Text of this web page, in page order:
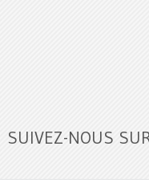
SUIVEZ-NOUS